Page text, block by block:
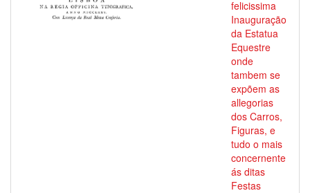
felicissima
Inauguração
da Estatua
Equestre
onde
tambem se
expõem as
allegorias
dos Carros,
Figuras, e
tudo o mais
concernente
ás ditas
Festas